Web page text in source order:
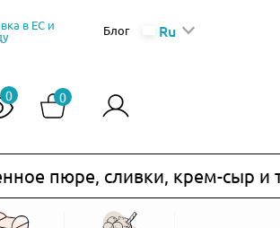
0
0
в ЕС и Блог Ru
пюре, сливки, крем-сыр и т.п.)